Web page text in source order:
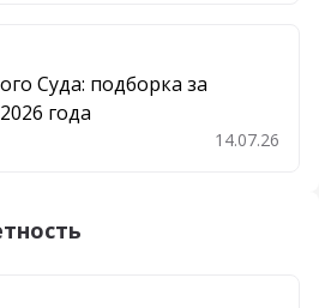
Суда: подборка за
года
14.07.26